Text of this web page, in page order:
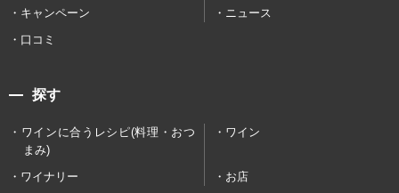
キャンペーン
ニュース
口コミ
探す
ワインに合うレシピ(料理・おつ
まみ)
ワイン
ワイナリー お店